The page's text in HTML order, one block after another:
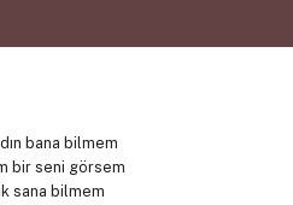
bana bilmem
bir seni görsem
sana bilmem